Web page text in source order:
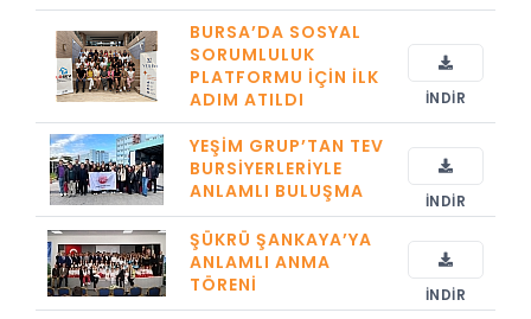
BURSA’DA SOSYAL
SORUMLULUK
PLATFORMU IÇIN İLK
ADIM ATILDI
İNDIR
YEŞIM GRUP’TAN TEV
BURSIYERLERIYLE
ANLAMLI BULUŞMA
İNDIR
ŞÜKRÜ ŞANKAYA’YA
ANLAMLI ANMA
TÖRENI
İNDIR